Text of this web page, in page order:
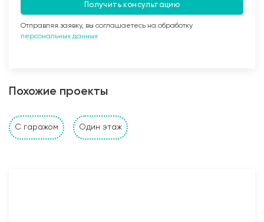
Стены и перегородки дома
1. Наружные и внутренние несущие стены выполнены
Получить консультацию
Отправляя заявку, вы соглашаетесь на обработку
персональных данных
Похожие проекты
С гаражом Один этаж